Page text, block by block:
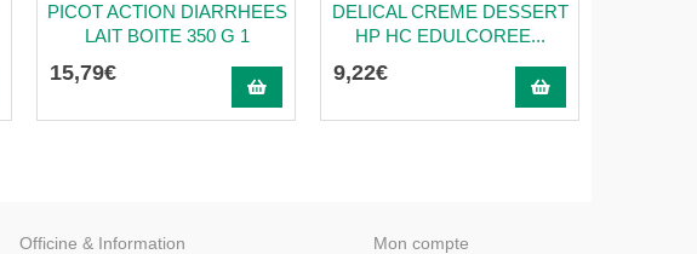
PICOT ACTION DIARRHEES
LAIT BOITE 350 G 1
15,79€
DELICAL CREME DESSERT
HP HC EDULCOREE...
9,22€
Officine & Information Mon compte